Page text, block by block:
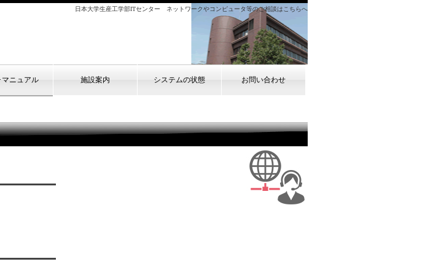
日本大学生産工学部ITセンター ネットワークやコンピュータ等のご相談はこちらへ
マニュアル 施設案内 システムの状態 お問い合わせ